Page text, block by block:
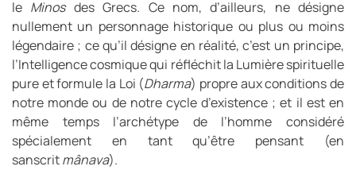
le Minos des Grecs. Ce nom, d’ailleurs, ne désigne
nullement un personnage historique ou plus ou moins
légendaire ; ce qu’il désigne en réalité, c’est un principe,
l’Intelligence cosmique qui réfléchit la Lumière spirituelle
pure et formule la Loi (Dharma) propre aux conditions de
notre monde ou de notre cycle d’existence ; et il est en
même temps l’archétype de l’homme considéré
spécialement en tant qu’être pensant (en
sanscritmânava).